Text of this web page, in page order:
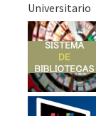
Universitario